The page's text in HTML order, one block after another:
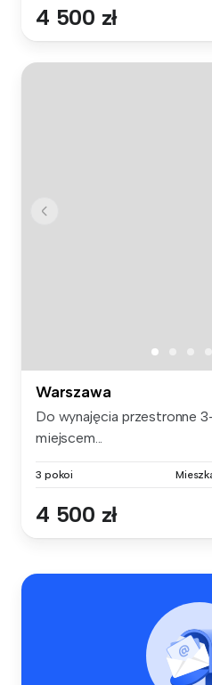
4 500 zł
Warszawa
Do wynajęcia przestronne
miejscem...
3 pokoi
4 500 zł